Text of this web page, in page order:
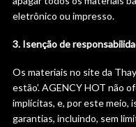
eletrônico ou impresso.
3. Isenção de
Os materiais no site da
estão’. AGENCY HOT não
implícitas, e, por este meio,
garantias, incluindo, sem